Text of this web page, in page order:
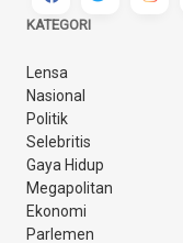
KATEGORI
Lensa
Nasional
Politik
Selebritis
Gaya Hidup
Megapolitan
Ekonomi
Parlemen